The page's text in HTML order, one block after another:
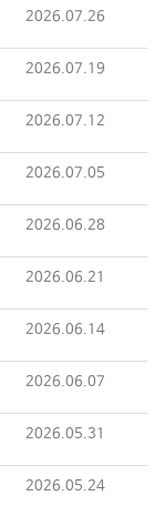
2026.07.26
2026.07.19
2026.07.12
2026.07.05
2026.06.28
2026.06.21
2026.06.14
2026.06.07
2026.05.31
2026.05.24